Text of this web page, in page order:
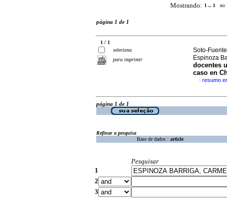
Mostrando: 1 .. 1 no
página 1 de 1
1 / 1
seleciona
para imprimir
Soto-
Espinoza
docentes
caso en
· resumo
página 1 de 1
Refinar a pesquisa
Base de dados : article
Pesquisar
1
2
3